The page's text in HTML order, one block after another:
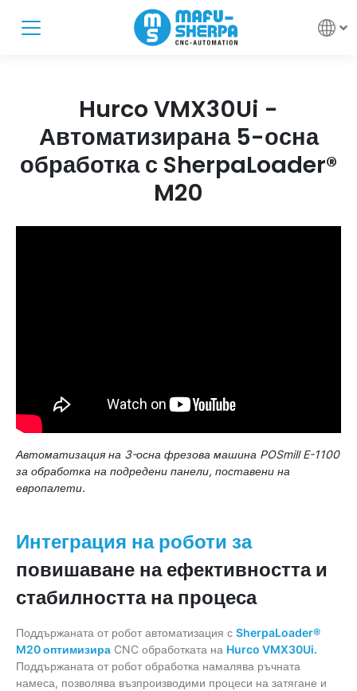
Hurco VMX30Ui -
Автоматизирана 5-осна
обработка с SherpaLoader®
M20
Автоматизация на 3-осна фрезова машина POSmill E-1100
за обработка на подредени панели, поставени на
европалети.
Интеграция на роботи за
повишаване на ефективността и
стабилността на процеса
Поддържаната от робот автоматизация с SherpaLoader®
M20 оптимизира CNC обработката на Hurco VMX30Ui.
Поддържаната от робот обработка намалява ръчната
намеса, позволява възпроизводими процеси на затягане и